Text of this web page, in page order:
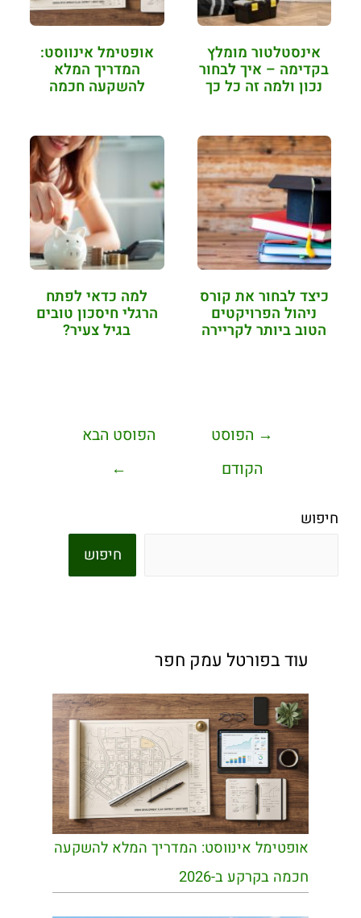
אינסטלטור מומלץ
בקדימה – איך לבחור
נכון ולמה זה כל כך
אופטימל אינווסט:
המדריך המלא
להשקעה חכמה
כיצד לבחור את קורס
ניהול הפרויקטים
הטוב ביותר לקריירה
למה כדאי לפתח
הרגלי חיסכון טובים
בגיל צעיר?
→ הפוסט
הקודם
הפוסט הבא
←
חיפוש
חיפוש
עוד בפורטל עמק חפר
אופטימל אינווסט: המדריך המלא להשקעה
חכמה בקרקע ב-2026